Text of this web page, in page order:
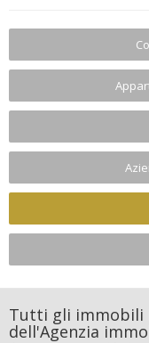
Tutti gli immobili
dell'Agenzia